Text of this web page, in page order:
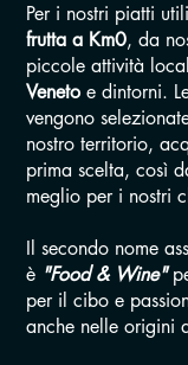
Per i nostri piatti
frutta a Km0, da
piccole attività
Veneto e dintorni.
vengono
nostro territorio,
prima scelta, così
meglio per i nostri
Il secondo nome
è "Food & Wine"
per il cibo e
anche nelle origini